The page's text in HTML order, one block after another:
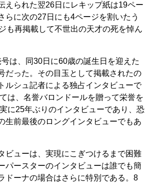
えられた翌26日にレキップ紙は19ペー
らに次の27日にも4ページを割いたう
も再掲載して不世出の天才の死を悼ん
は、同30日に60歳の誕生日を迎えた
だった。その目玉として掲載されたの
ルシュ記者による独占インタビューで
は、名誉バロンドールを贈って栄誉を
に25年ぶりのインタビューであり、恐
生前最後のロングインタビューでもあ
ビューは、実現にこぎつけるまで困難
パースターのインタビューは誰でも簡
ドーナの場合はさらに特別である。8